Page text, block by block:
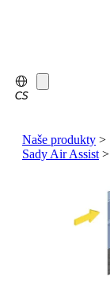
CS
Naše produkty >
Sady Air Assist >